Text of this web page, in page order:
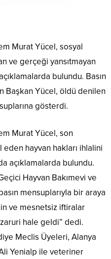
Murat Yücel, sosyal
ve gerçeği yansıtmayan
bulundu. Basın
Başkan Yücel, öldü denilen
gösterdi.
Murat Yücel, son
hayvan hakları ihlalini
açıklamalarda bulundu.
Hayvan Bakımevi ve
mensuplarıyla bir araya
ve mesnetsiz iftiralar
zaruri hale geldi” dedi.
Meclis Üyeleri, Alanya
Yenialp ile veteriner